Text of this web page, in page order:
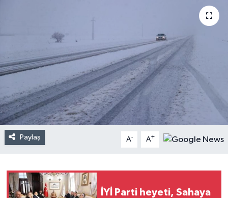
Paylaş A- A+
İYİ Parti heyeti, Sahaya